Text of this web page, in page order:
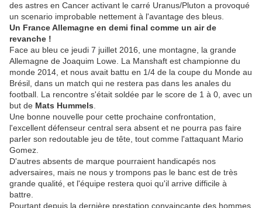
des astres en Cancer activant le carré Uranus/Pluton a provoqué
un scenario improbable nettement à l'avantage des bleus.
Un France Allemagne en demi final comme un air de
revanche !
Face au bleu ce jeudi 7 juillet 2016, une montagne, la grande
Allemagne de Joaquim Lowe. La Manshaft est championne du
monde 2014, et nous avait battu en 1/4 de la coupe du Monde au
Brésil, dans un match qui ne restera pas dans les anales du
football. La rencontre s'était soldée par le score de 1 à 0, avec un
but de Mats Hummels
Une bonne nouvelle pour cette prochaine confrontation,
l'excellent défenseur central sera absent et ne pourra pas faire
parler son redoutable jeu de tête, tout comme l'attaquant Mario
Gomez.
D'autres absents de marque pourraient handicapés nos
adversaires, mais ne nous y trompons pas le banc est de très
grande qualité, et l'équipe restera quoi qu'il arrive difficile à
battre.
Pourtant depuis la dernière prestation convaincante des hommes